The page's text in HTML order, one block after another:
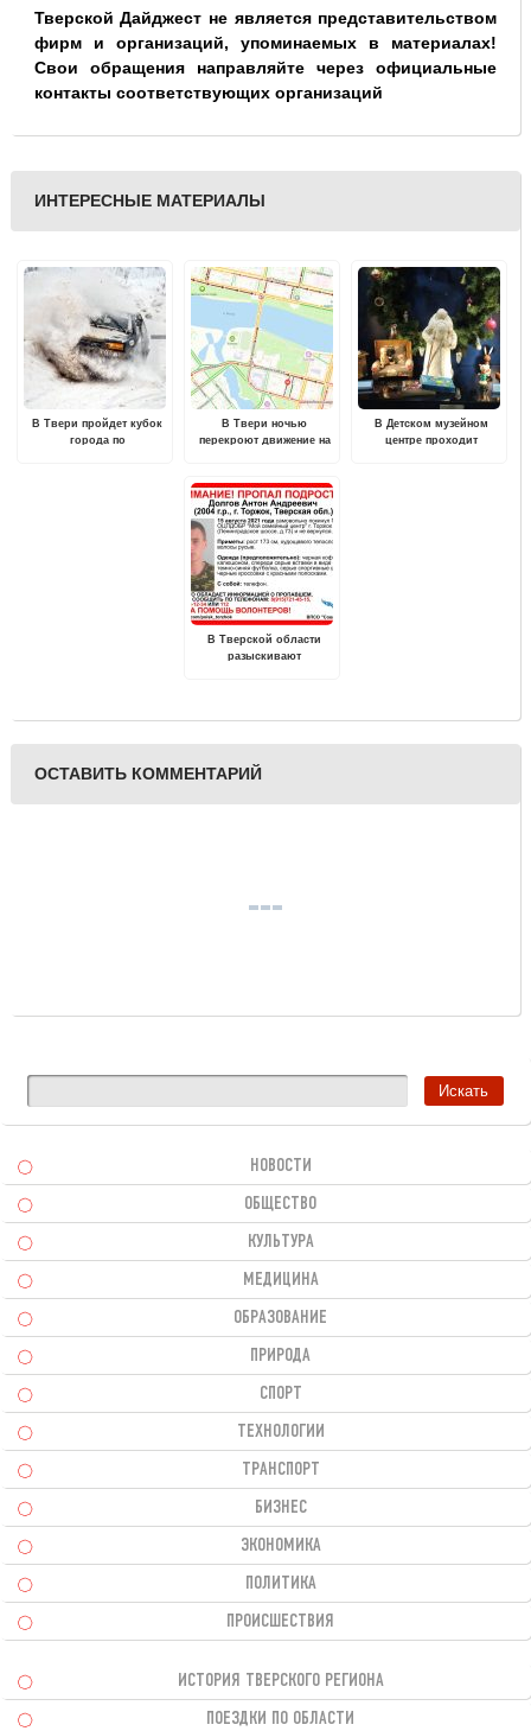
Тверской Дайджест не является представительством
фирм и организаций, упоминаемых в материалах!
Свои обращения направляйте через официальные
контакты соответствующих организаций
ИНТЕРЕСНЫЕ МАТЕРИАЛЫ
В Твери пройдет кубок
города по
В Твери ночью
перекроют движение на
В Детском музейном
центре проходит
В Тверской области
разыскивают
ОСТАВИТЬ КОММЕНТАРИЙ
НОВОСТИ
ОБЩЕСТВО
КУЛЬТУРА
МЕДИЦИНА
ОБРАЗОВАНИЕ
ПРИРОДА
СПОРТ
ТЕХНОЛОГИИ
ТРАНСПОРТ
БИЗНЕС
ЭКОНОМИКА
ПОЛИТИКА
ПРОИСШЕСТВИЯ
ИСТОРИЯ ТВЕРСКОГО РЕГИОНА
ПОЕЗДКИ ПО ОБЛАСТИ